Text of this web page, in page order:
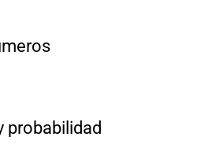
probabilidad